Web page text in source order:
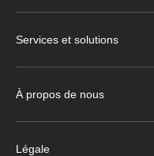
Services et solutions
À propos de nous
Légale